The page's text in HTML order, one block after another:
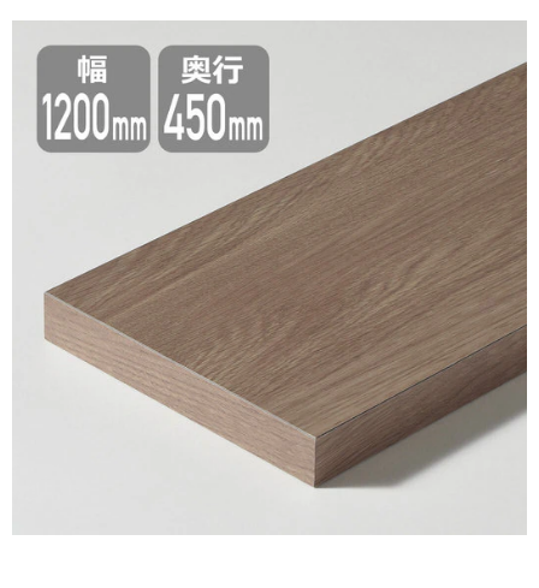
ウッドデッキ フローリング・床材
照明 ペット用品
パネル・壁材
ロートアイアン 天然石・石材
メンテナンス・施工材 新商品
名古屋ショールーム 京都ショールーム
福岡ショールーム
ショールー
横浜スマート ショールー
ウェルビーみのお
HDC
BOX
よくある質問
修理お問い合わせ クレーム公開
水まわり 3年保証
お役立ち情報 住まいの
スタイリング
アイデア
ミラタップチャンネル
オンライン相談
ミラタップと 創る家
ASOLIE
自分らしい家づくり
SUVACO
最高のリノベ会社がみつ
かるリノベりす